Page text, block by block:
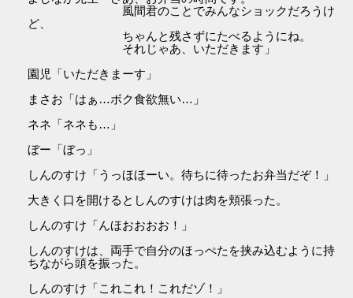
風間君のことでみんなショックだろうけ
ど、
ちゃんと残さずにたべるようにね。
それじゃあ、いただきます」
園児「いただきまーす」
まさお「はぁ…ボク食欲無い…」
ネネ「ネネも…」
ぼー「ぼっ」
しんのすけ「うっほほーい。待ちに待ったお弁当だぞ！」
大きく口を開けるとしんのすけは肉を頬張った。
しんのすけ「んほおおおお！」
しんのすけは、両手で自分のほっぺたを挟み込むように持
ちながら頭を振った。
しんのすけ「これこれ！これだゾ！」